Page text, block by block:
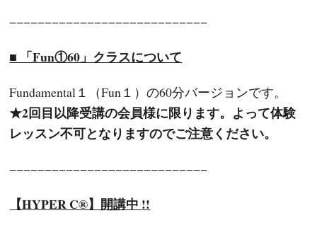
−−−−−−−−−−−−−−−−−−−−−−−−−−−−
■ 「Fun①60」クラスについて
Fundamental１（Fun１）の60分バージョンです。
★2回目以降受講の会員様に限ります。 よって体験
レッスン不可となりますのでご注意ください。
−−−−−−−−−−−−−−−−−−−−−−−−−−−−
【HYPER C®】開講中 !!